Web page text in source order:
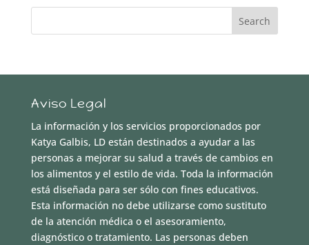
Aviso Legal
La información y los servicios proporcionados por
Katya Galbis, LD están destinados a ayudar a las
personas a mejorar su salud a través de cambios en
los alimentos y el estilo de vida. Toda la información
está diseñada para ser sólo con fines educativos.
Esta información no debe utilizarse como sustituto
de la atención médica o el asesoramiento,
diagnóstico o tratamiento. Las personas deben